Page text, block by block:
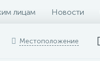
лицам Новости
Местоположение